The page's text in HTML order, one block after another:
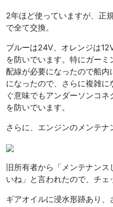
2年ほど使っていますが、正
で全て交換。
ブルーは24V、オレンジは
を防いでいます。特にガー
配線が必要になったので船
になったので、さらに複雑
ぐ意味でもアンダーソンコ
を防いでいます。
さらに、エンジンのメンテナ
旧所有者から「メンテナン
いね」と言われたので、チェ
ギアオイルに浸水形跡あり